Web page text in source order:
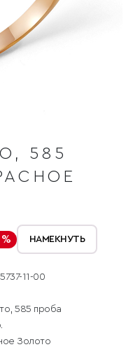
585
НАМЕКНУТЬ
11-00
585 проба
Золото